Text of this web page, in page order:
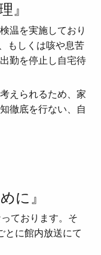
』
温を実施しており
もしくは咳や息苦
勤を停止し自宅待
えられるため、家
徹底を行ない、自
に』
ております。そ
とに館内放送にて